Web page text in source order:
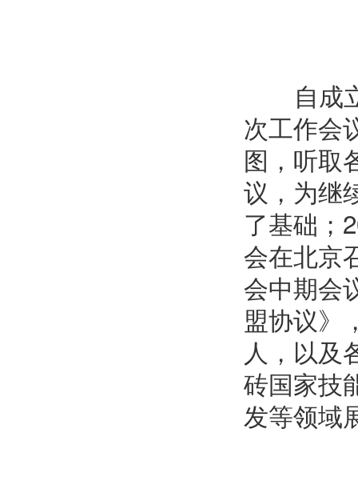
自成立
次工作会
图，听取
议，为继
了基础；
会在北京
会中期会
盟协议》
人，以及
砖国家技
发等领域